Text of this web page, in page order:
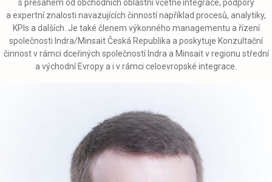
s přesahem od obchodních oblastní včetně integrace, podpory
a expertní znalosti navazujících činností například procesů, analytiky,
KPIs a dalších. Je také členem výkonného managementu a řízení
společnosti Indra/Minsait Česká Republika a poskytuje Konzultační
činnost v rámci dceřiných společností Indra a Minsait v regionu střední
a východní Evropy a i v rámci celoevropské integrace.